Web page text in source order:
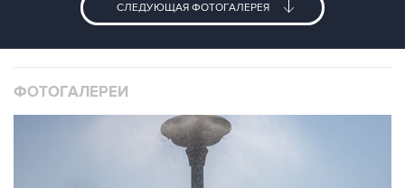
СЛЕДУЮЩАЯ ФОТОГАЛЕРЕЯ
ФОТОГАЛЕРЕИ